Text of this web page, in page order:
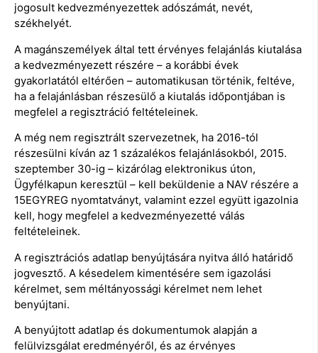
jogosult kedvezményezettek adószámát, nevét,
székhelyét.
A magánszemélyek által tett érvényes felajánlás kiutalása
a kedvezményezett részére – a korábbi évek
gyakorlatától eltérően – automatikusan történik, feltéve,
ha a felajánlásban részesülő a kiutalás időpontjában is
megfelel a regisztráció feltételeinek.
A még nem regisztrált szervezetnek, ha 2016-tól
részesülni kíván az 1 százalékos felajánlásokból, 2015.
szeptember 30-ig – kizárólag elektronikus úton,
Ügyfélkapun keresztül – kell beküldenie a NAV részére a
15EGYREG nyomtatványt, valamint ezzel együtt igazolnia
kell, hogy megfelel a kedvezményezetté válás
feltételeinek.
A regisztrációs adatlap benyújtására nyitva álló határidő
jogvesztő. A késedelem kimentésére sem igazolási
kérelmet, sem méltányossági kérelmet nem lehet
benyújtani.
A benyújtott adatlap és dokumentumok alapján a
felülvizsgálat eredményéről, és az érvényes